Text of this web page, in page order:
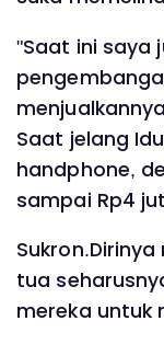
"Saat ini saya
Saat jelang
handphone,
sampai Rp4
tua
mereka untuk